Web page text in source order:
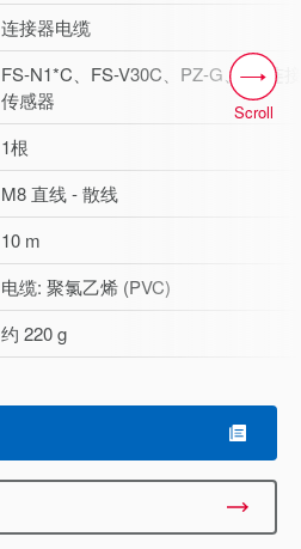
连接器电缆
FS-N1*C、FS-V30C、PZ-G、M8连
传感器
1根
M8 直线 - 散线
10 m
电缆: 聚氯乙烯 (PVC)
约 220 g
Scroll